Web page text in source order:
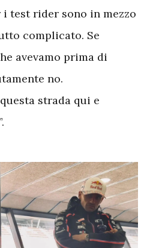
test rider sono in mezzo
complicato. Se
avevamo prima di
no.
strada qui e